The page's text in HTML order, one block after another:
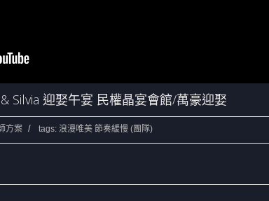
& Silvia 迎娶午宴 民權晶宴會館/萬豪迎娶
方案 tags: 浪漫唯美 節奏緩慢 (團隊)